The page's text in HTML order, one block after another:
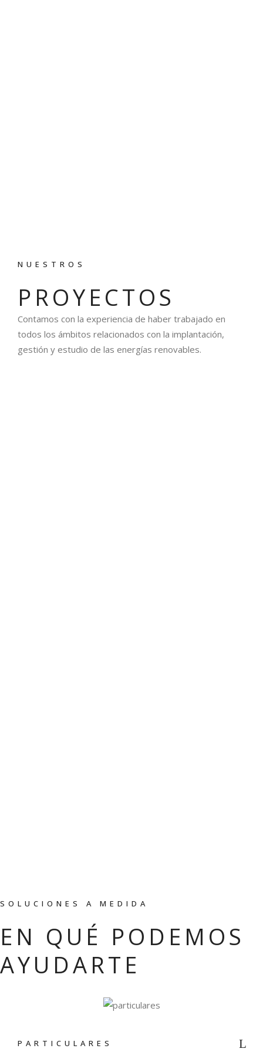
NUESTROS
PROYECTOS
Contamos con la experiencia de haber trabajado en
todos los ámbitos relacionados con la implantación,
gestión y estudio de las energías renovables.
SOLUCIONES A MEDIDA
EN QUÉ PODEMOS
AYUDARTE
PARTICULARES